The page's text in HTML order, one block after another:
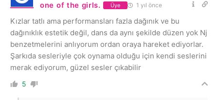
one of the girls. Üye 1 yıl önce
Kızlar tatlı ama performansları fazla dağınık ve bu
dağınıklık estetik değil, dans da aynı şekilde düzen yok Nj
benzetmelerini anlıyorum ordan oraya hareket ediyorlar.
Şarkıda sesleriyle çok oynama olduğu için kendi seslerini
merak ediyorum, güzel sesler çıkabilir
5